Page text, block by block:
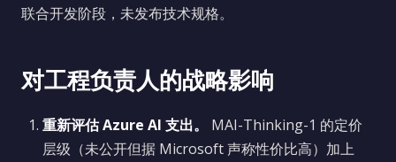
联合开发阶段，未发布技术规格。
对工程负责人的战略影响
重新评估 Azure AI 支出。
MAI-Thinking-1 的定价
层级（未公开但据 Microsoft 声称性价比高）加上